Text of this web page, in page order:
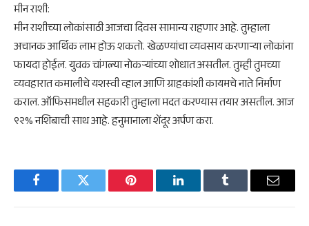
मीन राशी:
मीन राशीच्या लोकांसाठी आजचा दिवस सामान्य राहणार आहे. तुम्हाला
अचानक आर्थिक लाभ होऊ शकतो. खेळण्यांचा व्यवसाय करणार्‍या लोकांना
फायदा होईल. युवक चांगल्या नोकऱ्यांच्या शोधात असतील. तुम्ही तुमच्या
व्यवहारात कमालीचे यशस्वी व्हाल आणि ग्राहकांशी कायमचे नाते निर्माण
कराल. ऑफिसमधील सहकारी तुम्हाला मदत करण्यास तयार असतील. आज
९२% नशिबाची साथ आहे. हनुमानाला शेंदूर अर्पण करा.
FacebookTwitter Pinterest LinkedInTumblr Email